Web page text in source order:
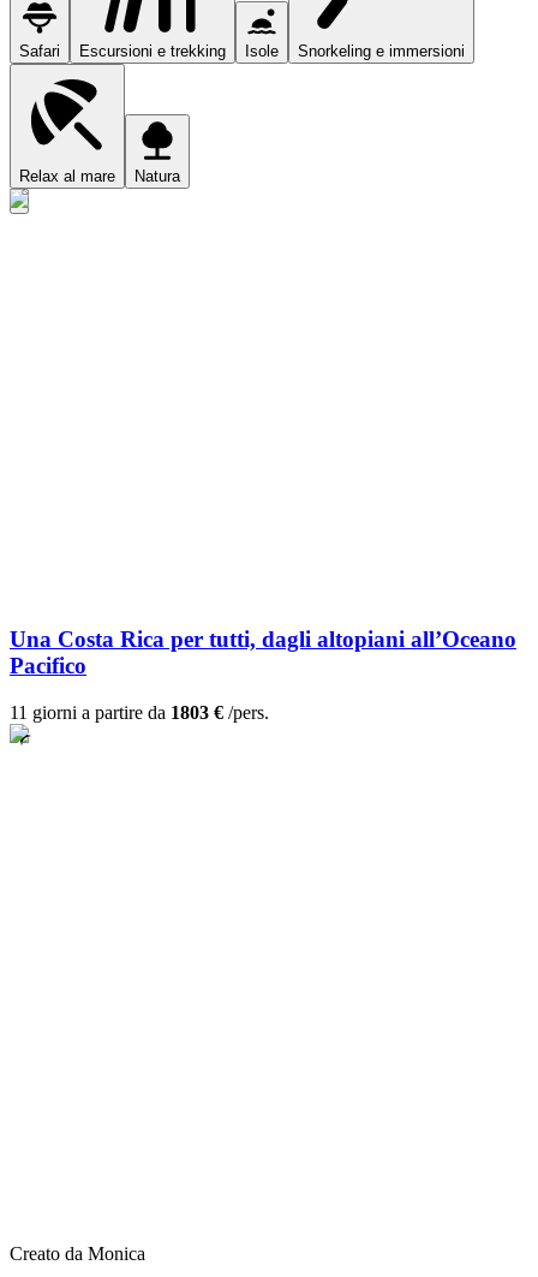
Safari Escursioni e trekking Isole Snorkeling e immersioni
Relax al mare Natura
Una Costa Rica per tutti, dagli altopiani all’Oceano
Pacifico
11 giorni a partire da 1803 € /pers.
Creato da Monica